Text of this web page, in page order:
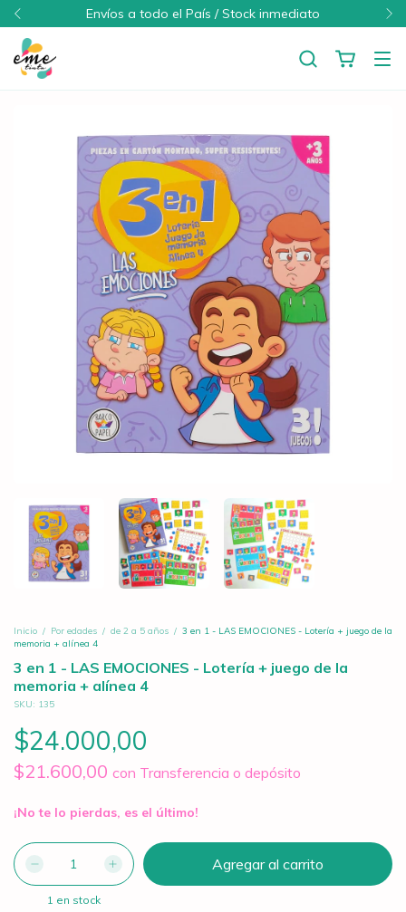
Envíos a todo el País / Stock inmediato
Inicio / Por edades / de 2 a 5 años / 3 en 1 - LAS EMOCIONES - Lotería + juego de la
memoria + alínea 4
3 en 1 - LAS EMOCIONES - Lotería + juego de la
memoria + alínea 4
SKU: 135
$24.000,00
$21.600,00 con Transferencia o depósito
¡No te lo pierdas, es el último!
1 en stock